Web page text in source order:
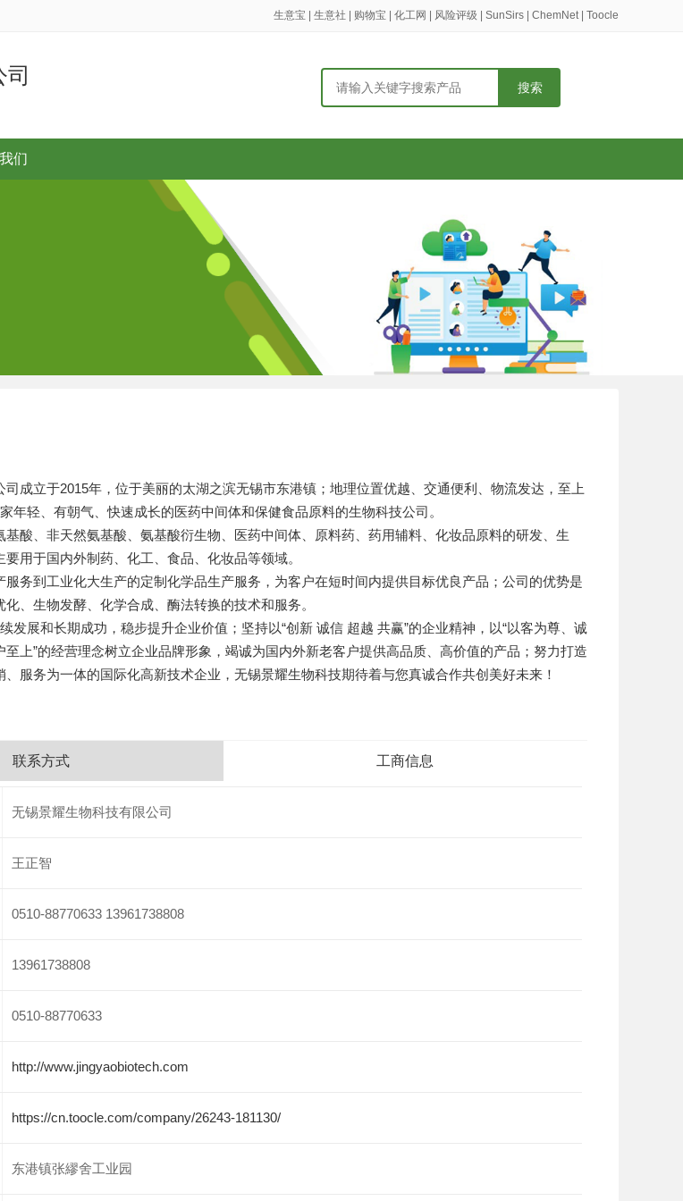
生意宝 生意社 购物宝 化工网 风险评级 SunSirs ChemNet| Toocle
搜索
们
成立于2015年，位于美丽的太湖之滨无锡市东港镇；地理位置优越、交通便利、物流发达，至上
年轻、有朝气、快速成长的医药中间体和保健食品原料的生物科技公司。
基酸、非天然氨基酸、氨基酸衍生物、医药中间体、原料药、药用辅料、化妆品原料的研发、生
用于国内外制药、化工、食品、化妆品等领域。
服务到工业化大生产的定制化学品生产服务，为客户在短时间内提供目标优良产品；公司的优势是
、生物发酵、化学合成、酶法转换的技术和服务。
发展和长期成功，稳步提升企业价值；坚持以“创新 诚信 超越 共赢”的企业精神，以“以客为尊、诚
至上”的经营理念树立企业品牌形象， 竭诚为国内外新老客户提供高品质、高价值的产品 ； 努力打造
、服务为一体的国际化高新技术企业，无锡景耀生物科技期待着与您真诚合作共创美好未来！
联系方式 工商信息
无锡景耀生物科技有限公司
王正智
0510-88770633 13961738808
13961738808
0510-88770633
http://www.jingyaobiotech.com
https://cn.toocle.com/company/26243-181130/
东港镇张繆舍工业园